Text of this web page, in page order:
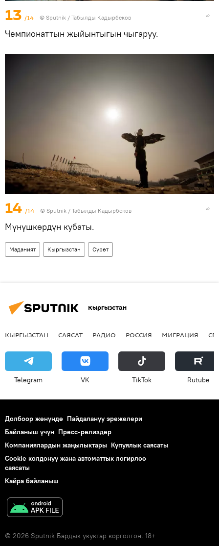
13 /14 © Sputnik / Табылды Кадырбеков
Чемпионаттын жыйынтыгын чыгаруу.
14 /14 © Sputnik / Табылды Кадырбеков
Мүнүшкөрдүн кубаты.
Маданият Кыргызстан Сүрөт
Кыргызстан
КЫРГЫЗСТАН САЯСАТ РАДИО РОССИЯ МИГРАЦИЯ
Telegram VK ТikТоk Rutube
Долбоор жөнүндө Пайдалануу эрежелери
Байланыш үчүн Пресс-релиздер
Компаниялардын жаңылыктары Купуялык саясаты
Cookie колдонуу жана автоматтык логирлөө
саясаты
Кайра байланыш
© 2026 Sputnik Бардык укуктар корголгон. 18+